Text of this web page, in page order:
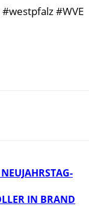
#WVE
IN BRAND